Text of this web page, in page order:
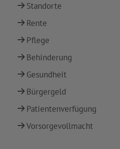
Standorte
Rente
Pflege
Behinderung
Gesundheit
Bürgergeld
Patientenverfügung
Vorsorgevollmacht